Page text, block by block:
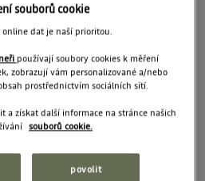
souborů cookie
online dat je naší prioritou.
používají soubory cookies k měření
zobrazují vám personalizované a/nebo
prostřednictvím sociálních sítí.
a získat další informace na stránce našich
souborů cookie.
povolit